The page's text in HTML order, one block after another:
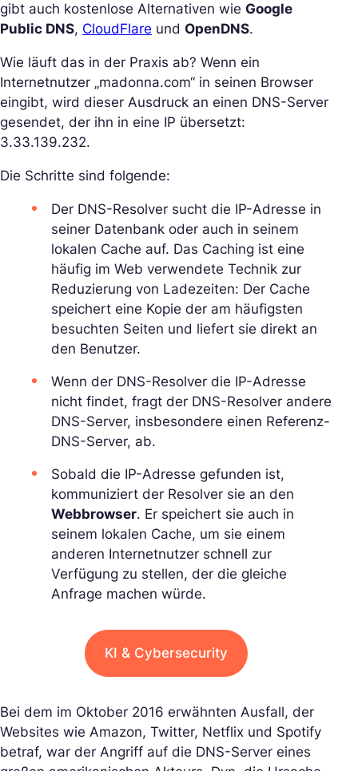
gibt auch kostenlose Alternativen wie Google
Public DNS, CloudFlare und OpenDNS.
Wie läuft das in der Praxis ab? Wenn ein
Internetnutzer „madonna.com“ in seinen Browser
eingibt, wird dieser Ausdruck an einen DNS-Server
gesendet, der ihn in eine IP übersetzt:
3.33.139.232.
Die Schritte sind folgende:
Der DNS-Resolver sucht die IP-Adresse in
seiner Datenbank oder auch in seinem
lokalen Cache auf. Das Caching ist eine
häufig im Web verwendete Technik zur
Reduzierung von Ladezeiten: Der Cache
speichert eine Kopie der am häufigsten
besuchten Seiten und liefert sie direkt an
den Benutzer.
Wenn der DNS-Resolver die IP-Adresse
nicht findet, fragt der DNS-Resolver andere
DNS-Server, insbesondere einen Referenz-
DNS-Server, ab.
Sobald die IP-Adresse gefunden ist,
kommuniziert der Resolver sie an den
Webbrowser. Er speichert sie auch in
seinem lokalen Cache, um sie einem
anderen Internetnutzer schnell zur
Verfügung zu stellen, der die gleiche
Anfrage machen würde.
KI & Cybersecurity
Bei dem im Oktober 2016 erwähnten Ausfall, der
Websites wie Amazon, Twitter, Netflix und Spotify
betraf, war der Angriff auf die DNS-Server eines